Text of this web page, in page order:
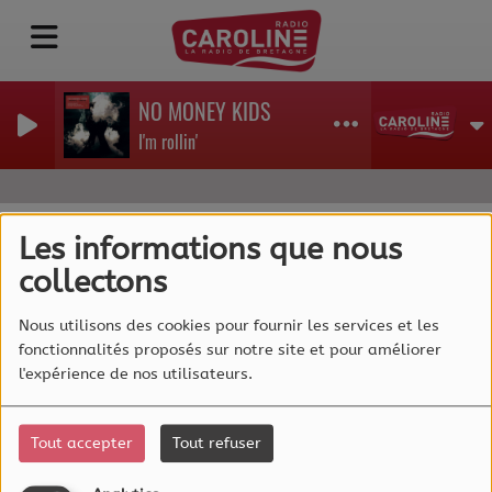
Les informations que nous
collectons
Nous utilisons des cookies pour fournir les services et les
fonctionnalités proposés sur notre site et pour améliorer
l'expérience de nos utilisateurs.
Tout accepter Tout refuser
NO MONEY KIDS
I'm rollin'